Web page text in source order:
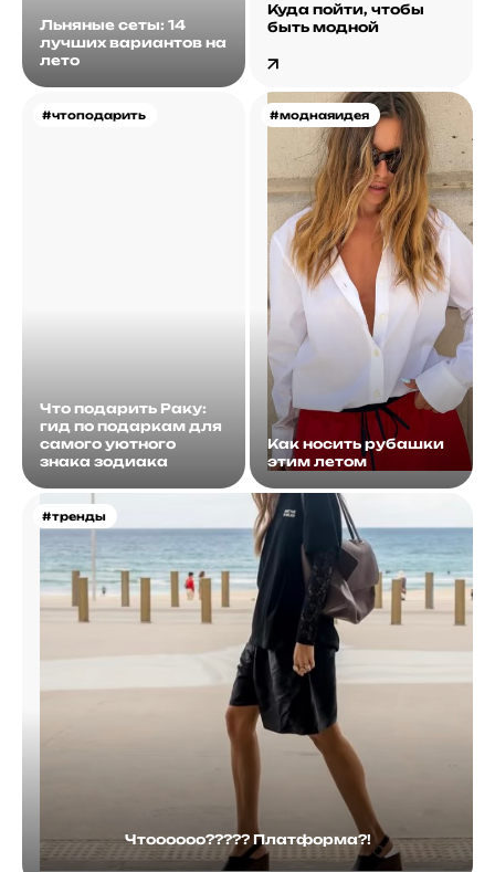
Льняные сеты: 14
лучших вариантов на
лето
Куда пойти, чтобы
быть модной
#чтоподарить
Что подарить Раку:
гид по подаркам для
самого уютного
знака зодиака
#моднаяидея
Как носить рубашки
этим летом
#тренды
Чтоооооо????? Платформа?!